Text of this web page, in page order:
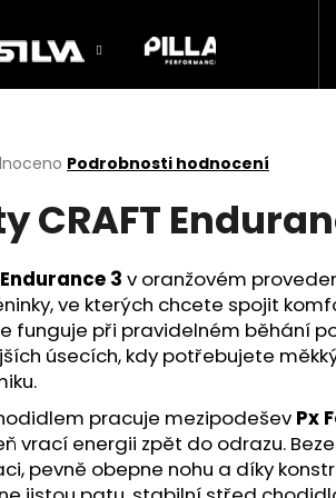
Podrobnosti hodnocení
CRAFT
3 v oranžovém
ve kterých chcete spojit
funguje při pravidelném běhání
úsecích, kdy potřebujete
pracuje mezipodešev Px
vrací energii zpět do odrazu.
pevně obepne nohu a díky
HLEDAT